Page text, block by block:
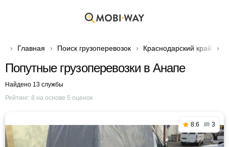
Главная Поиск грузоперевозок Краснодарский край
Попутные грузоперевозки в Анапе
Найдено 13 службы
Рейтинг: 8 на основе 5 оценок
8.6 3